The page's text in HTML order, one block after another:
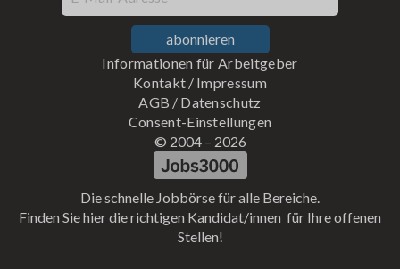
Die schnelle Jobbörse für alle Bereiche.
Finden Sie hier die richtigen Kandidat/innen für Ihre offenen
Stellen!
Informationen für Arbeitgeber
Kontakt / Impressum
AGB / Datenschutz
Consent-Einstellungen
© 2004 – 2026
abonnieren